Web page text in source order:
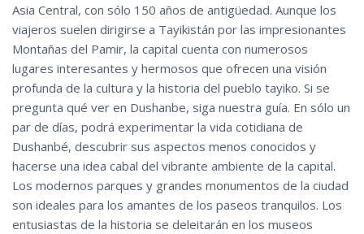
Asia Central, con sólo 150 años de antigüedad. Aunque los
viajeros suelen dirigirse a Tayikistán por las impresionantes
Montañas del Pamir, la capital cuenta con numerosos
lugares interesantes y hermosos que ofrecen una visión
profunda de la cultura y la historia del pueblo tayiko. Si se
pregunta qué ver en Dushanbe, siga nuestra guía. En sólo un
par de días, podrá experimentar la vida cotidiana de
Dushanbé, descubrir sus aspectos menos conocidos y
hacerse una idea cabal del vibrante ambiente de la capital.
Los modernos parques y grandes monumentos de la ciudad
son ideales para los amantes de los paseos tranquilos. Los
entusiastas de la historia se deleitarán en los museos